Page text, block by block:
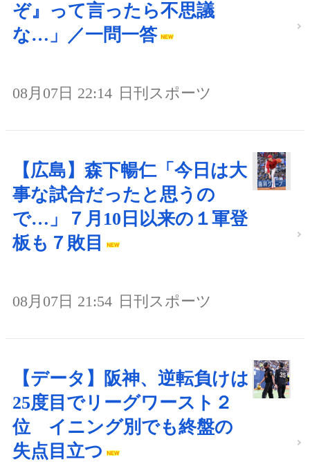
ぞ』って言ったら不思議
な…」／一問一答
08月07日 22:14 日刊スポーツ
【広島】森下暢仁「今日は大
事な試合だったと思うの
で…」７月10日以来の１軍登
板も７敗目
08月07日 21:54 日刊スポーツ
【データ】阪神、逆転負けは
25度目でリーグワースト２
位 イニング別でも終盤の
失点目立つ